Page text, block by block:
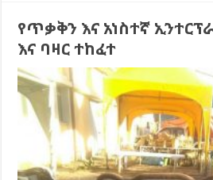
የጥቃቅን እና አነስተኛ
እና ባዛር ተከፈተ